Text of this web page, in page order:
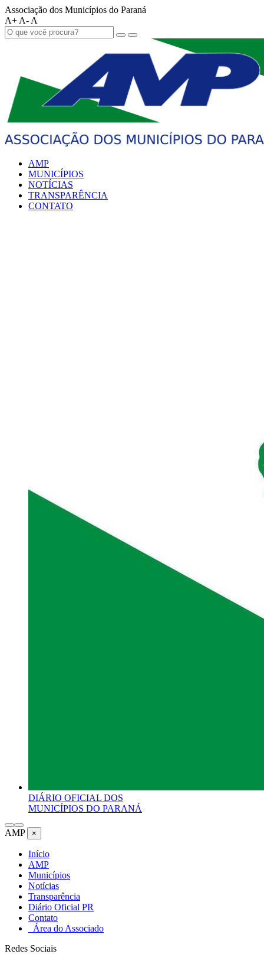
Associação dos Municípios do Paraná
A+ A- A
AMP
MUNICÍPIOS
NOTÍCIAS
TRANSPARÊNCIA
CONTATO
DIÁRIO OFICIAL DOS
MUNICÍPIOS DO PARANÁ
AMP ×
Início
AMP
Municípios
Notícias
Transparência
Diário Oficial PR
Contato
Área do Associado
Redes Sociais